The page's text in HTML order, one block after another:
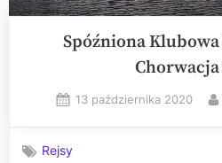
Spóźniona
Chorwacja
Posted
13 października 2020
Rejsy